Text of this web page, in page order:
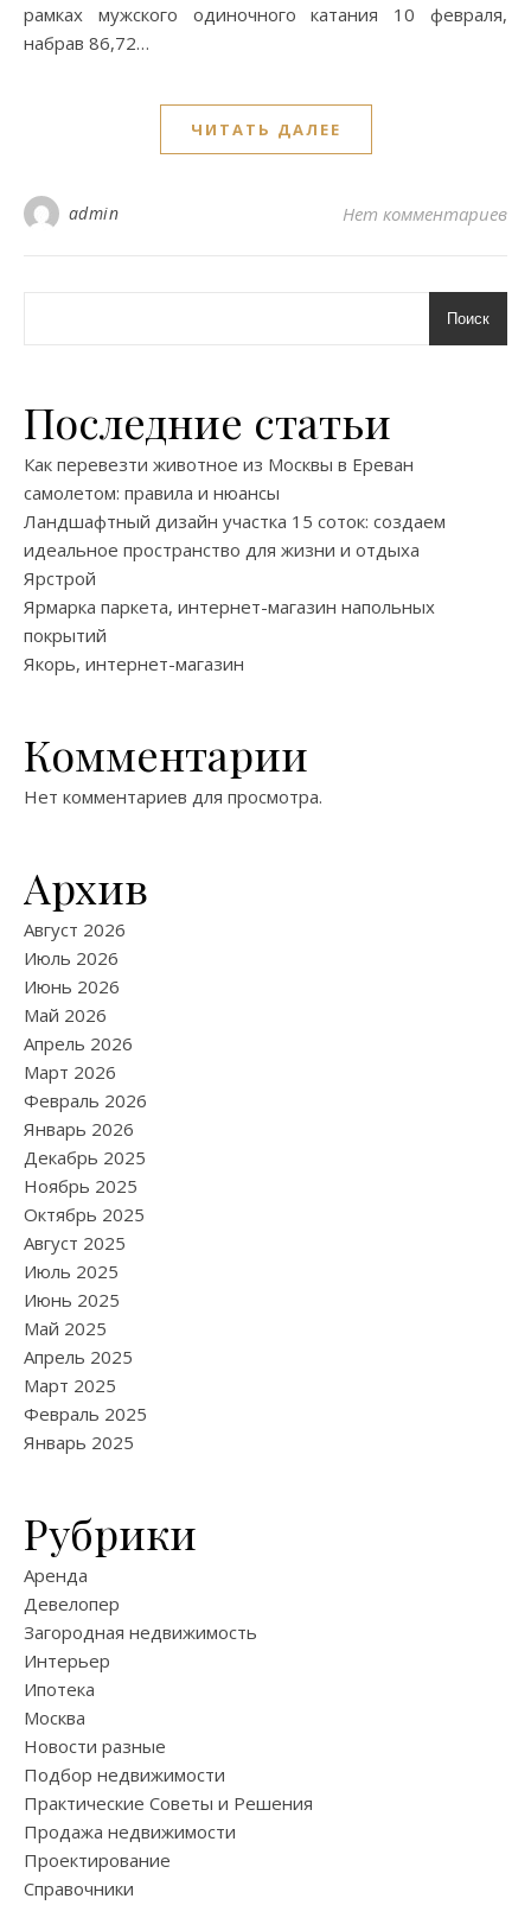
рамках мужского одиночного катания 10 февраля,
набрав 86,72…
ЧИТАТЬ ДАЛЕЕ
admin Нет комментариев
Поиск
Последние статьи
Как перевезти животное из Москвы в Ереван
самолетом: правила и нюансы
Ландшафтный дизайн участка 15 соток: создаем
идеальное пространство для жизни и отдыха
Ярстрой
Ярмарка паркета, интернет-магазин напольных
покрытий
Якорь, интернет-магазин
Комментарии
Нет комментариев для просмотра.
Архив
Август 2026
Июль 2026
Июнь 2026
Май 2026
Апрель 2026
Март 2026
Февраль 2026
Январь 2026
Декабрь 2025
Ноябрь 2025
Октябрь 2025
Август 2025
Июль 2025
Июнь 2025
Май 2025
Апрель 2025
Март 2025
Февраль 2025
Январь 2025
Рубрики
Аренда
Девелопер
Загородная недвижимость
Интерьер
Ипотека
Москва
Новости разные
Подбор недвижимости
Практические Советы и Решения
Продажа недвижимости
Проектирование
Справочники